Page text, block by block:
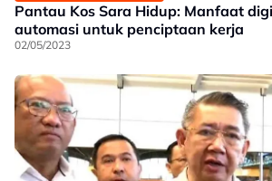
Pantau Kos Sara Hidup: Manfaat
automasi untuk penciptaan kerja
02/05/2023